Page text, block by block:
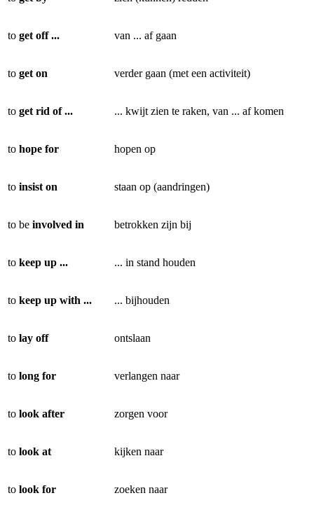
to get off ... van ... af gaan
to get on verder gaan (met een activiteit)
to get rid of ... ... kwijt zien te raken, van ... af komen
to hope for hopen op
to insist on staan op (aandringen)
to be involved in betrokken zijn bij
to keep up ... ... in stand houden
to keep up with ... ... bijhouden
to lay off ontslaan
to long for verlangen naar
to look after zorgen voor
to look at kijken naar
to look for zoeken naar